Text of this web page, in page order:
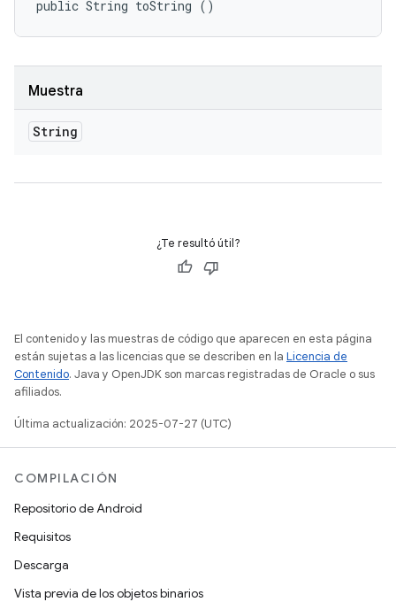
public String toString ()
Muestra
String
¿Te resultó útil?
El contenido y las muestras de código que aparecen en esta página
están sujetas a las licencias que se describen en la Licencia de
Contenido. Java y OpenJDK son marcas registradas de Oracle o sus
afiliados.
Última actualización: 2025-07-27 (UTC)
COMPILACIÓN
Repositorio de Android
Requisitos
Descarga
Vista previa de los objetos binarios